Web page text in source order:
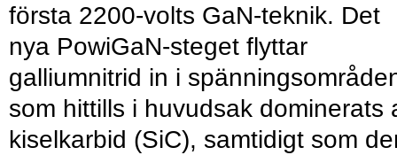
första 2200-volts GaN-teknik. Det
nya PowiGaN-steget flyttar
galliumnitrid in i
som hittills i huvudsak dominerats
kiselkarbid (SiC), samtidigt som